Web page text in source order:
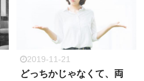
2019-11-21
どっちかじゃなくて、両